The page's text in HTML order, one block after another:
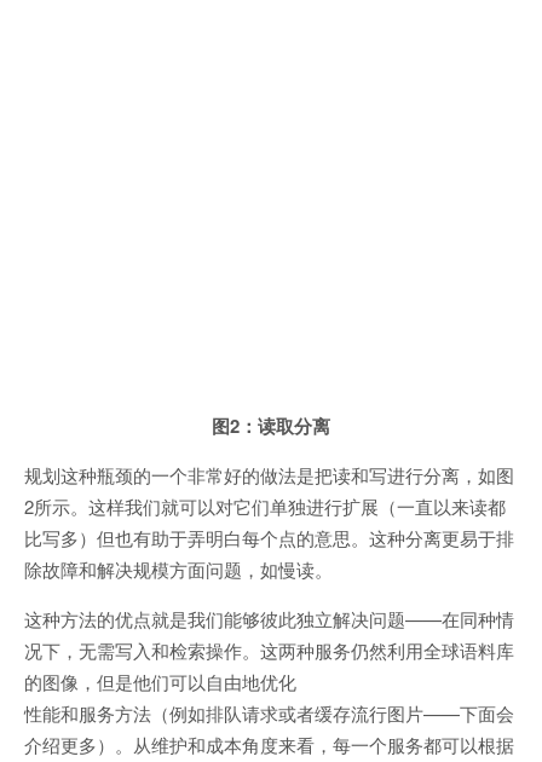
图2：读取分离
规划这种瓶颈的一个非常好的做法是把读和写进行分离，如图
2所示。这样我们就可以对它们单独进行扩展（一直以来读都
比写多）但也有助于弄明白每个点的意思。这种分离更易于排
除故障和解决规模方面问题，如慢读。
这种方法的优点就是我们能够彼此独立解决问题——在同种情
况下，无需写入和检索操作。这两种服务仍然利用全球语料库
的图像，但是他们可以自由地优化
性能和服务方法（例如排队请求或者缓存流行图片——下面会
介绍更多）。从维护和成本角度来看，每一个服务都可以根据